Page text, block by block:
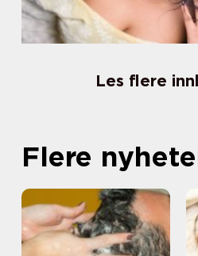
Les flere
Flere